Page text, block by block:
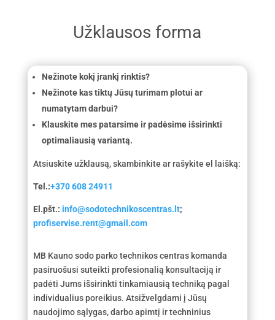
Užklausos forma
Nežinote kokį įrankį rinktis?
Nežinote kas tiktų Jūsų turimam plotui ar
numatytam darbui?
Klauskite mes patarsime ir padėsime išsirinkti
optimaliausią variantą.
Atsiuskite užklausą, skambinkite ar rašykite el laišką:
Tel.:+370 608 24911
El.pšt.: info@sodotechnikoscentras.lt;
profiservise.rent@gmail.com
MB Kauno sodo parko technikos centras komanda
pasiruošusi suteikti profesionalią konsultaciją ir
padėti Jums išsirinkti tinkamiausią techniką pagal
individualius poreikius. Atsižvelgdami į Jūsų
naudojimo sąlygas, darbo apimtį ir techninius